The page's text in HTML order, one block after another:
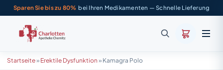
Sparen Sie bis zu 80% bei Ihren Medikamenten — Schnelle Lieferung
Startseite» Erektile Dysfunktion » Kamagra Polo